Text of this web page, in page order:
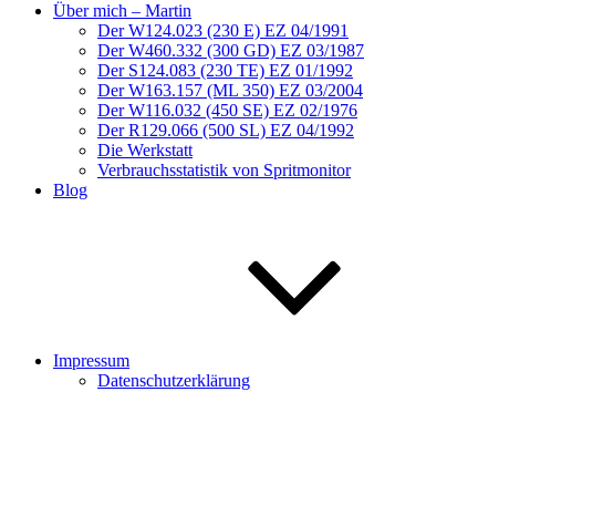
Über mich – Martin
Der W124.023 (230 E) EZ 04/1991
Der W460.332 (300 GD) EZ 03/1987
Der S124.083 (230 TE) EZ 01/1992
Der W163.157 (ML 350) EZ 03/2004
Der W116.032 (450 SE) EZ 02/1976
Der R129.066 (500 SL) EZ 04/1992
Die Werkstatt
Verbrauchsstatistik von Spritmonitor
Blog
Impressum
Datenschutzerklärung